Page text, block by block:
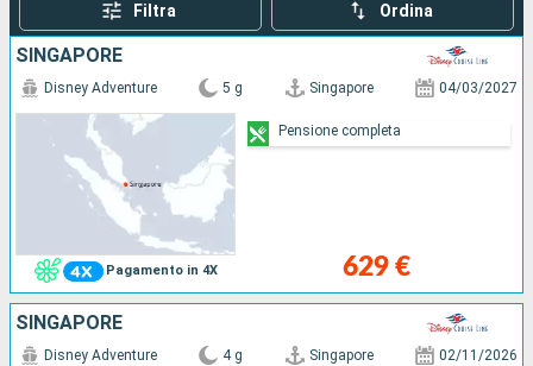
Filtra Ordina
SINGAPORE
Pagamento in 4X
Disney Adventure 5 g Singapore 04/03/2027
629 €
Pensione completa
SINGAPORE
Disney Adventure 4 g Singapore 02/11/2026